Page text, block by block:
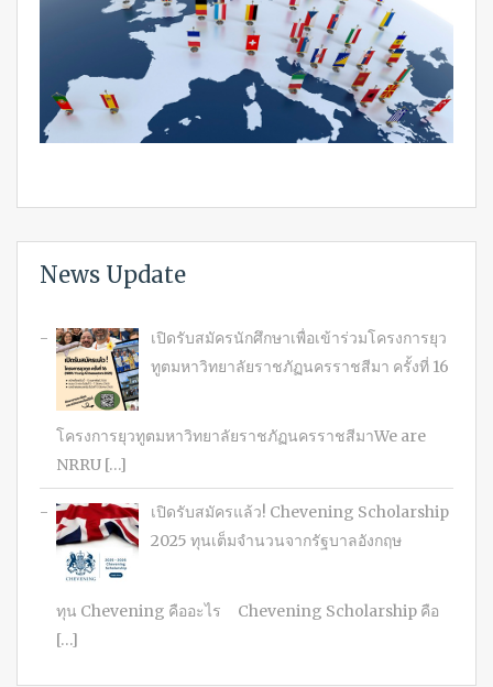
News Update
เปิดรับสมัครนักศึกษาเพื่อเข้าร่วมโครงการยุว
ทูตมหาวิทยาลัยราชภัฏนครราชสีมา ครั้งที่ 16
โครงการยุวทูตมหาวิทยาลัยราชภัฏนครราชสีมาWe are
NRRU […]
เปิดรับสมัครแล้ว! Chevening Scholarship
2025 ทุนเต็มจำนวนจากรัฐบาลอังกฤษ
ทุน Chevening คืออะไร Chevening Scholarship คือ
[…]